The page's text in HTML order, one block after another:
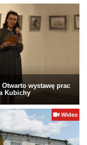
wystawę prac
Kubichy
Wideo